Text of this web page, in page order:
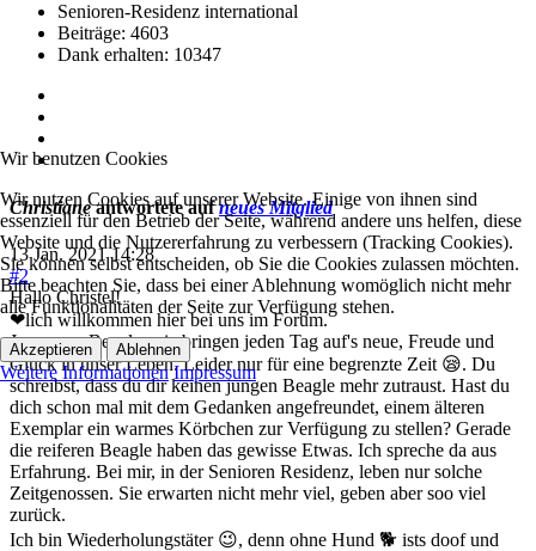
Senioren-Residenz international
Beiträge: 4603
Dank erhalten: 10347
Christianeantwortete aufneues Mitglied
13 Jan. 2021 14:28
#2
Hallo Christel!
❤lich willkommen hier bei uns im Forum.
Ja, unsere Beagle - sie bringen jeden Tag auf's neue, Freude und
Glück in unser Leben. Leider nur für eine begrenzte Zeit 😪. Du
schreibst, dass du dir keinen jungen Beagle mehr zutraust. Hast du
dich schon mal mit dem Gedanken angefreundet, einem älteren
Exemplar ein warmes Körbchen zur Verfügung zu stellen? Gerade
die reiferen Beagle haben das gewisse Etwas. Ich spreche da aus
Erfahrung. Bei mir, in der Senioren Residenz, leben nur solche
Zeitgenossen. Sie erwarten nicht mehr viel, geben aber soo viel
zurück.
Ich bin Wiederholungstäter 😉, denn ohne Hund 🐕 ists doof und
Wir benutzen Cookies
Wir nutzen Cookies auf unserer Website. Einige von ihnen sind
essenziell für den Betrieb der Seite, während andere uns helfen, diese
Website und die Nutzererfahrung zu verbessern (Tracking Cookies).
Sie können selbst entscheiden, ob Sie die Cookies zulassen möchten.
Bitte beachten Sie, dass bei einer Ablehnung womöglich nicht mehr
alle Funktionalitäten der Seite zur Verfügung stehen.
Akzeptieren Ablehnen
Weitere Informationen Impressum